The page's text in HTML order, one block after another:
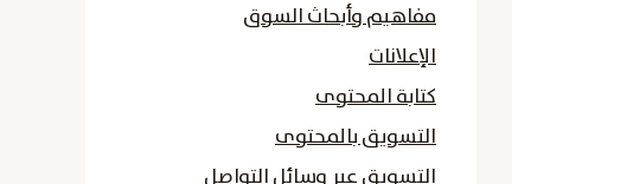
مفاهيم وأبحاث السوق
الإعلانات
كتابة المحتوى
التسويق بالمحتوى
التسويق عبر وسائل التواصل